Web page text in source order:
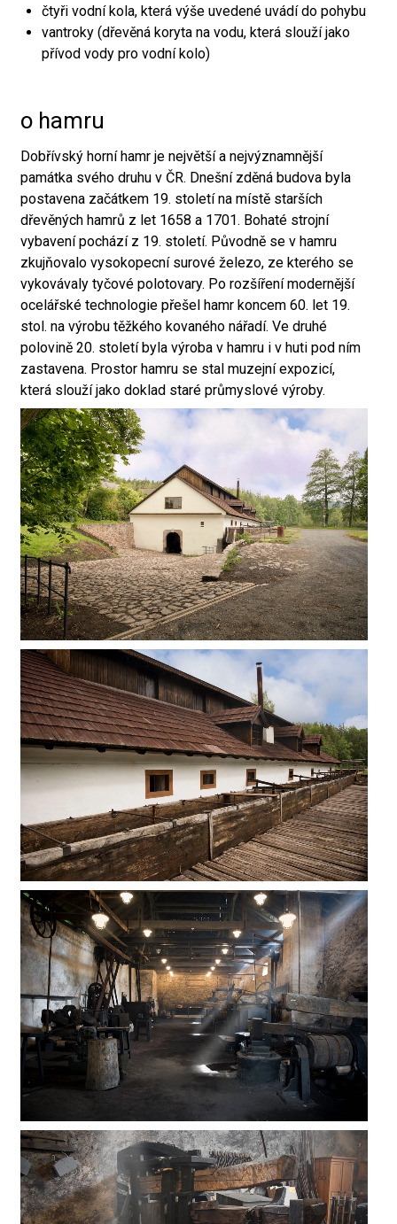
čtyři vodní kola, která výše uvedené uvádí do pohybu
vantroky (dřevěná koryta na vodu, která slouží jako
přívod vody pro vodní kolo)
o hamru
Dobřívský horní hamr je největší a nejvýznamnější
památka svého druhu v ČR. Dnešní zděná budova byla
postavena začátkem 19. století na místě starších
dřevěných hamrů z let 1658 a 1701. Bohaté strojní
vybavení pochází z 19. století. Původně se v hamru
zkujňovalo vysokopecní surové železo, ze kterého se
vykovávaly tyčové polotovary. Po rozšíření modernější
ocelářské technologie přešel hamr koncem 60. let 19.
stol. na výrobu těžkého kovaného nářadí. Ve druhé
polovině 20. století byla výroba v hamru i v huti pod ním
zastavena. Prostor hamru se stal muzejní expozicí,
která slouží jako doklad staré průmyslové výroby.